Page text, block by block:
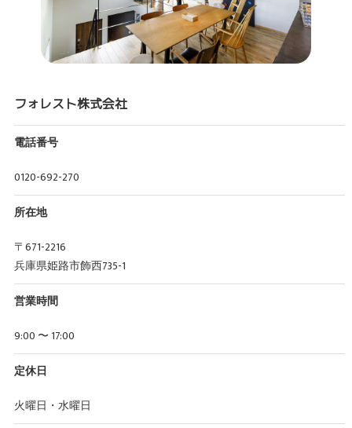
フォレスト株式会社
電話番号
0120-692-270
所在地
〒671-2216
兵庫県姫路市飾西735-1
営業時間
9:00 〜 17:00
定休日
火曜日・水曜日